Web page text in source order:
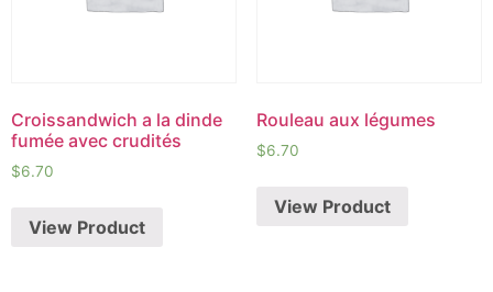
Croissandwich a la dinde
fumée avec crudités
$6.70
View Product
Rouleau aux légumes
$6.70
View Product